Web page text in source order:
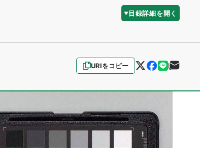
目録詳細を開く
URIをコピー